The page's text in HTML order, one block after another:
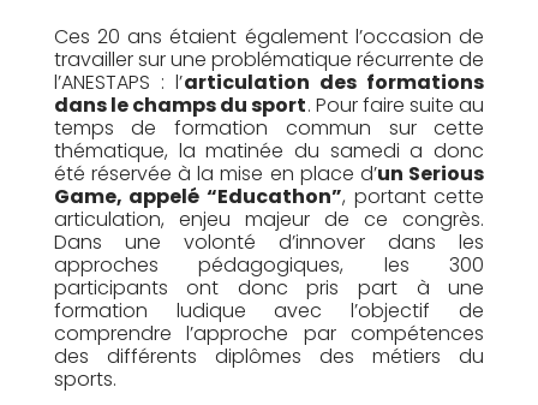
Ces 20 ans étaient également l’occasion de
travailler sur une problématique récurrente de
l’ANESTAPS : l’articulation des formations
dans le champs du sport. Pour faire suite au
temps de formation commun sur cette
thématique, la matinée du samedi a donc
été réservée à la mise en place d’un Serious
Game, appelé “Educathon”, portant cette
articulation, enjeu majeur de ce congrès.
Dans une volonté d’innover dans les
approches pédagogiques, les 300
participants ont donc pris part à une
formation ludique avec l’objectif de
comprendre l’approche par compétences
des différents diplômes des métiers du
sports.